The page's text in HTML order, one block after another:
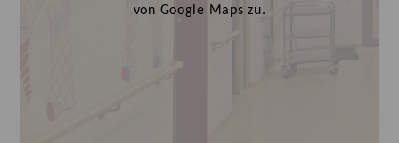
von Google Maps zu.